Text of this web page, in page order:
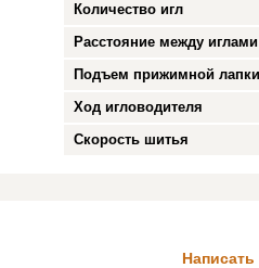
Количество игл
Расстояние между иглами
Подъем прижимной лапки
Ход игловодителя
Скорость шитья